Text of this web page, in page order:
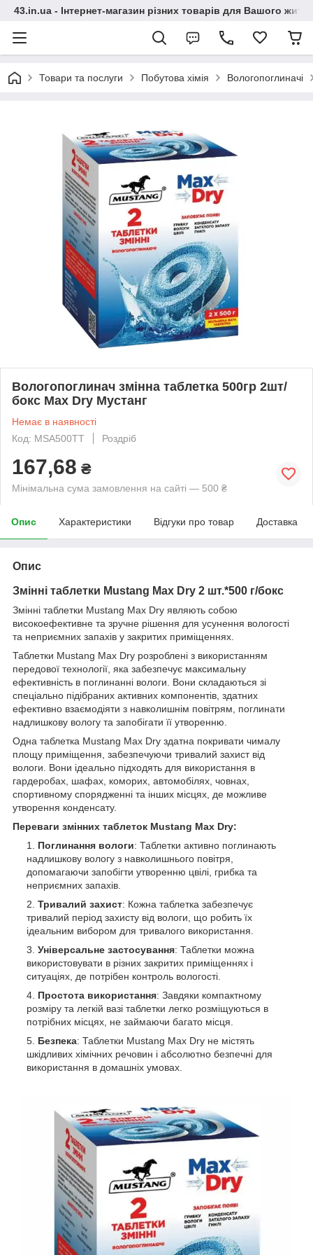
43.in.ua - Інтернет-магазин різних товарів для Вашого
Товари та послуги Побутова хімія Вологопоглиначі
Вологопоглинач змінна таблетка 500гр 2шт/
бокс Max Dry Мустанг
Немає в наявності
Код: MSA500TT
Роздріб
167,68 ₴
Мінімальна сума замовлення на сайті — 500 ₴
Опис Характеристики Відгуки про товар Доставка
Опис
Змінні таблетки Mustang Max Dry 2 шт.*500 г/бокс
Змінні таблетки Mustang Max Dry являють собою
високоефективне та зручне рішення для усунення вологості
та неприємних запахів у закритих приміщеннях.
Таблетки Mustang Max Dry розроблені з використанням
передової технології, яка забезпечує максимальну
ефективність в поглинанні вологи. Вони складаються зі
спеціально підібраних активних компонентів, здатних
ефективно взаємодіяти з навколишнім повітрям, поглинати
надлишкову вологу та запобігати її утворенню.
Одна таблетка Mustang Max Dry здатна покривати чималу
площу приміщення, забезпечуючи тривалий захист від
вологи. Вони ідеально підходять для використання в
гардеробах, шафах, коморих, автомобілях, човнах,
спортивному спорядженні та інших місцях, де можливе
утворення конденсату.
Переваги змінних таблеток Mustang Max Dry:
Поглинання вологи: Таблетки активно поглинають
надлишкову вологу з навколишнього повітря,
допомагаючи запобігти утворенню цвілі, грибка та
неприємних запахів.
Тривалий захист: Кожна таблетка забезпечує
тривалий період захисту від вологи, що робить їх
ідеальним вибором для тривалого використання.
Універсальне застосування: Таблетки можна
використовувати в різних закритих приміщеннях і
ситуаціях, де потрібен контроль вологості.
Простота використання: Завдяки компактному
розміру та легкій вазі таблетки легко розміщуються в
потрібних місцях, не займаючи багато місця.
Безпека: Таблетки Mustang Max Dry не містять
шкідливих хімічних речовин і абсолютно безпечні для
використання в домашніх умовах.